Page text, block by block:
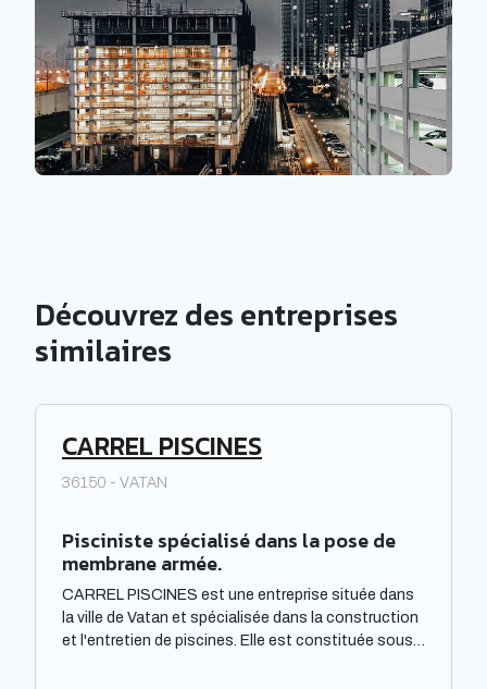
Découvrez des entreprises
similaires
CARREL PISCINES
36150 - VATAN
Pisciniste spécialisé dans la pose de
membrane armée.
CARREL PISCINES est une entreprise située dans
la ville de Vatan et spécialisée dans la construction
et l'entretien de piscines. Elle est constituée sous